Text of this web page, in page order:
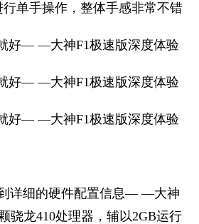
单手操作，整体手感非常不错
详细的硬件配置信息— —大神
骁龙410处理器，辅以2GB运行